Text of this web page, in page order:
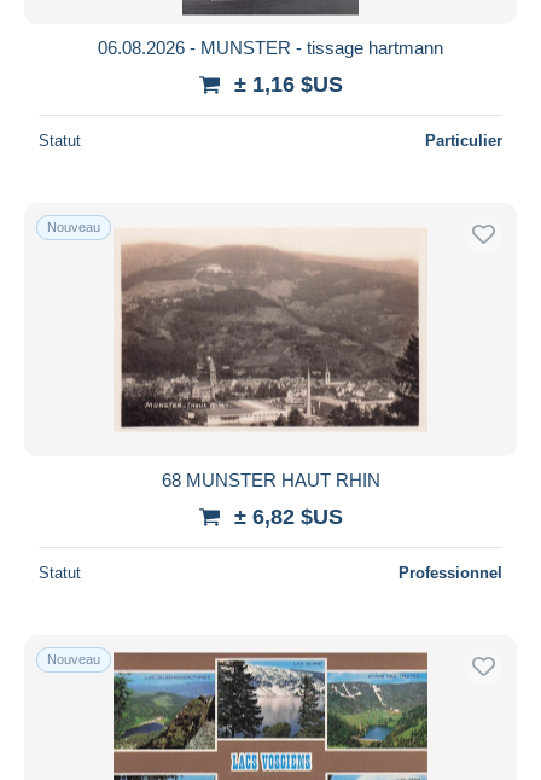
06.08.2026 - MUNSTER - tissage hartmann
± 1,16 $US
Statut Particulier
Nouveau
68 MUNSTER HAUT RHIN
± 6,82 $US
Statut Professionnel
Nouveau